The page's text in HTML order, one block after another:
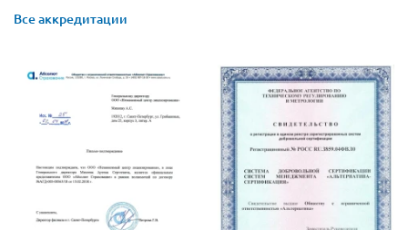
Все аккредитации